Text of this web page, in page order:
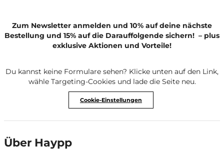
Zum Newsletter anmelden und 10% auf deine nächste
Bestellung und 15% auf die Darauffolgende sichern! – plus
exklusive Aktionen und Vorteile!
Du kannst keine Formulare sehen? Klicke unten auf den Link,
wähle Targeting-Cookies und lade die Seite neu.
Cookie-Einstellungen
Über Haypp